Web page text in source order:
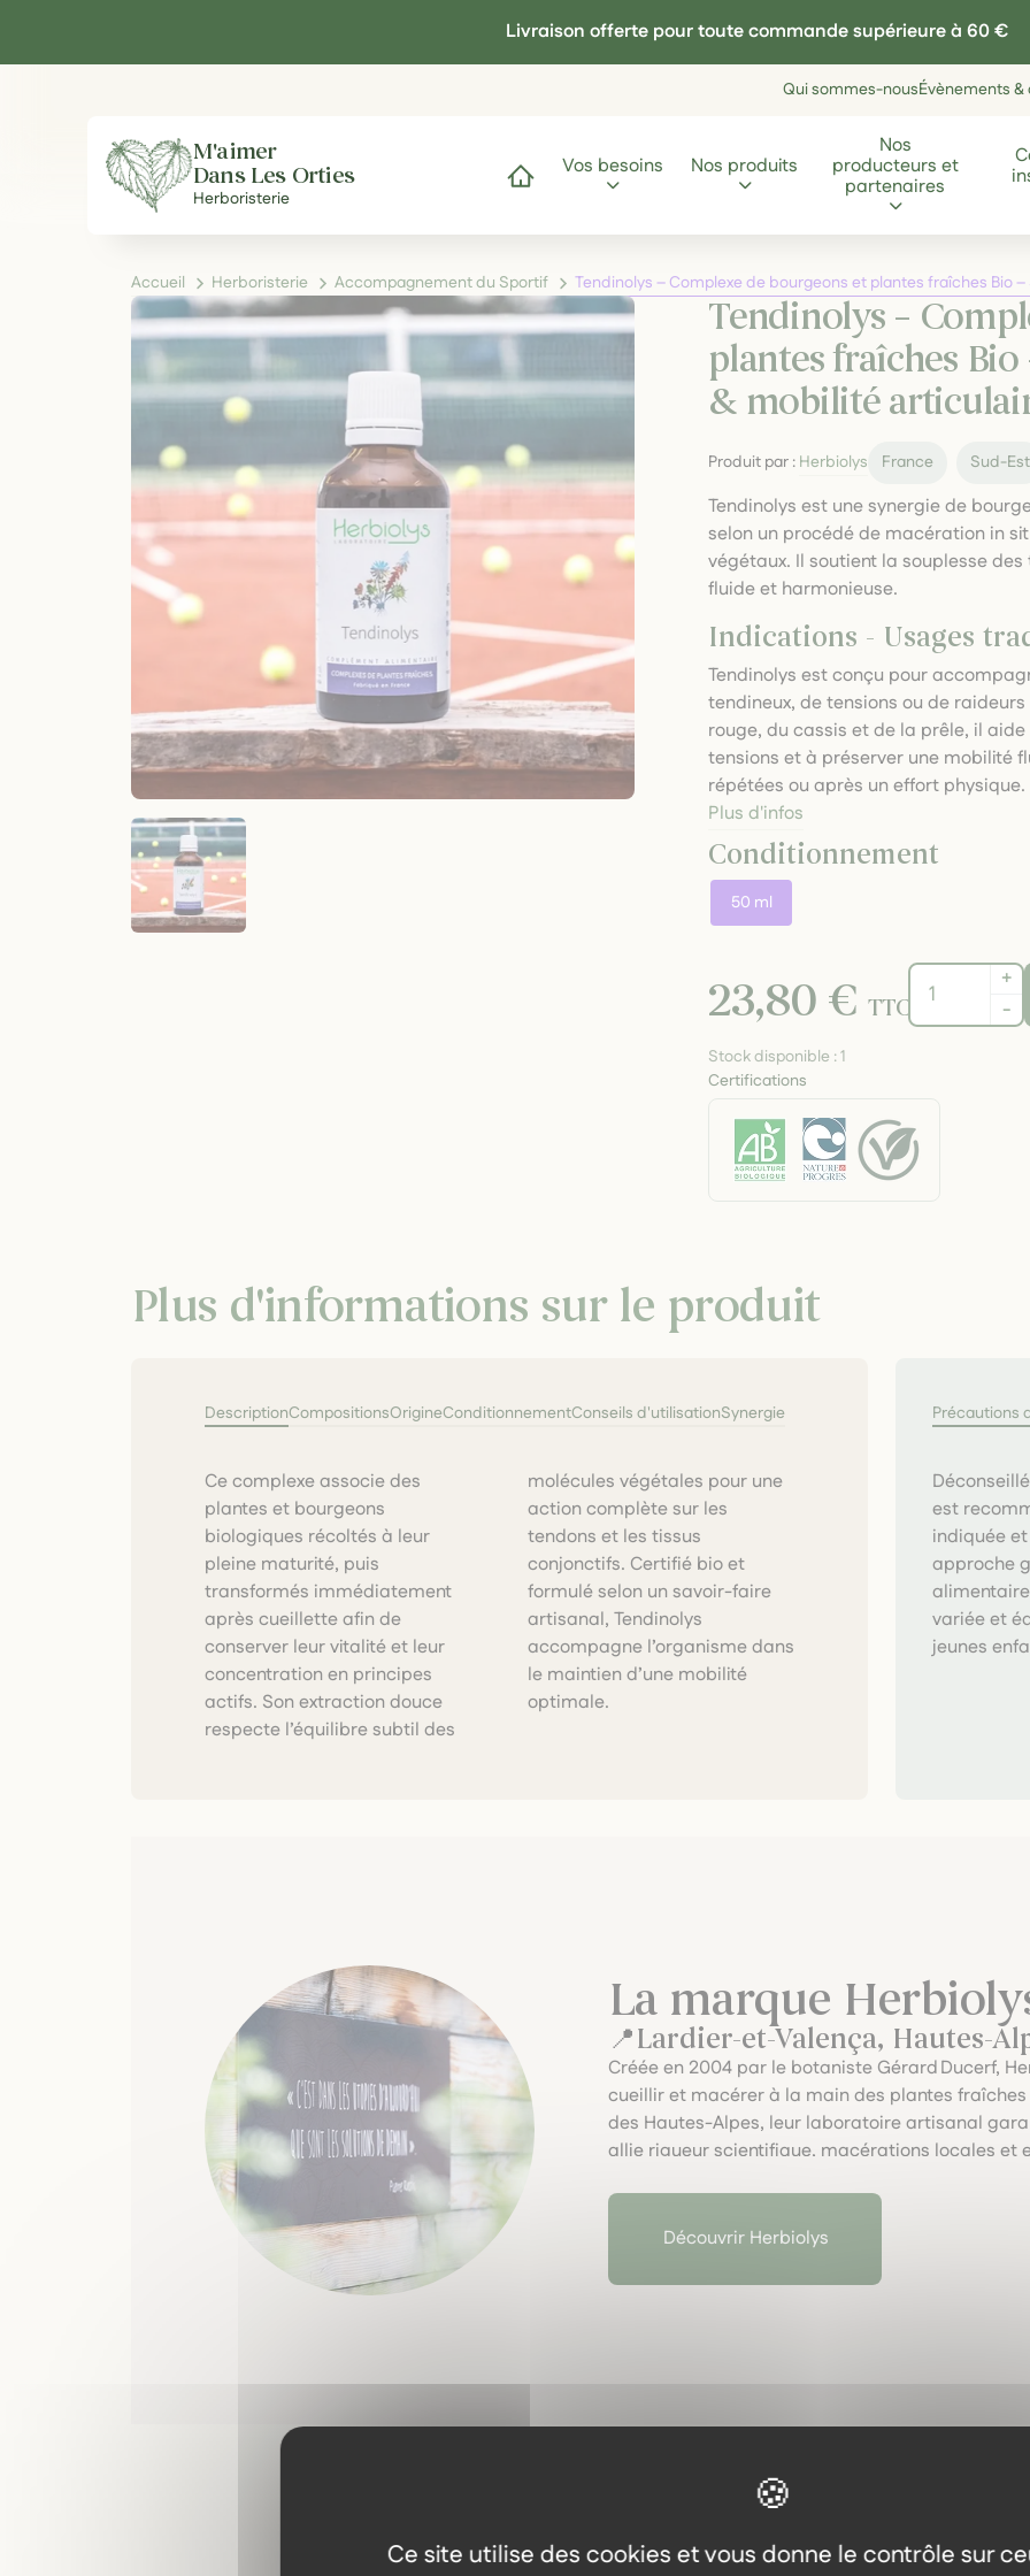
Ce site utilise des cookies et vous donne le contrôle sur
Livraison offerte pour toute commande supérieure à 60 €
Qui sommes-nousÉvènements &
M'aimer
Dans Les Orties
Herboristerie
Accueil
Vos besoins Nos produits
Nos
producteurs et
partenaires
Accueil Herboristerie Accompagnement du Sportif Tendinolys – Complexe de bourgeons et plantes fraîches Bio
Tendinolys –
plantes fraîches Bio
& mobilité
Produit par : Herbiolys France Sud-Est
Tendinolys est une synergie de
selon un procédé de macération in
végétaux. Il soutient la souplesse
fluide et harmonieuse.
Indications - Usages
Tendinolys est conçu pour
tendineux, de tensions ou de
rouge, du cassis et de la prêle, il
tensions et à préserver une mobilité
répétées ou après un effort physique.
Plus d'infos
Conditionnement
50 ml
23,80 € TTC
+
-
Stock disponible :1
Certifications
Plus d'informations sur le produit
DescriptionCompositionsOrigineConditionnementConseils d'utilisationSynergie
Ce complexe associe des
plantes et bourgeons
biologiques récoltés à leur
pleine maturité, puis
transformés immédiatement
après cueillette afin de
conserver leur vitalité et leur
concentration en principes
actifs. Son extraction douce
respecte l’équilibre subtil des
molécules végétales pour une
action complète sur les
tendons et les tissus
conjonctifs. Certifié bio et
formulé selon un savoir-faire
artisanal, Tendinolys
accompagne l’organisme dans
le maintien d’une mobilité
optimale.
Précautions
est
indiquée
approche
variée et
jeunes
La marque
Lardier-et-Valença, Hautes-
Créée en 2004 par le botaniste Gérard Ducerf,
cueillir et macérer à la main des plantes
des Hautes-Alpes, leur laboratoire artisanal
allie rigueur scientifique, macérations locales et
Découvrir Herbiolys